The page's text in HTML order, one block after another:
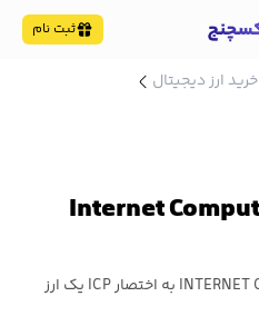
ثبت نام
خرید ارز دیجیتال
INTERNET COMPUTER INTERNET COMPUTER به اختصار ICP یک ارز